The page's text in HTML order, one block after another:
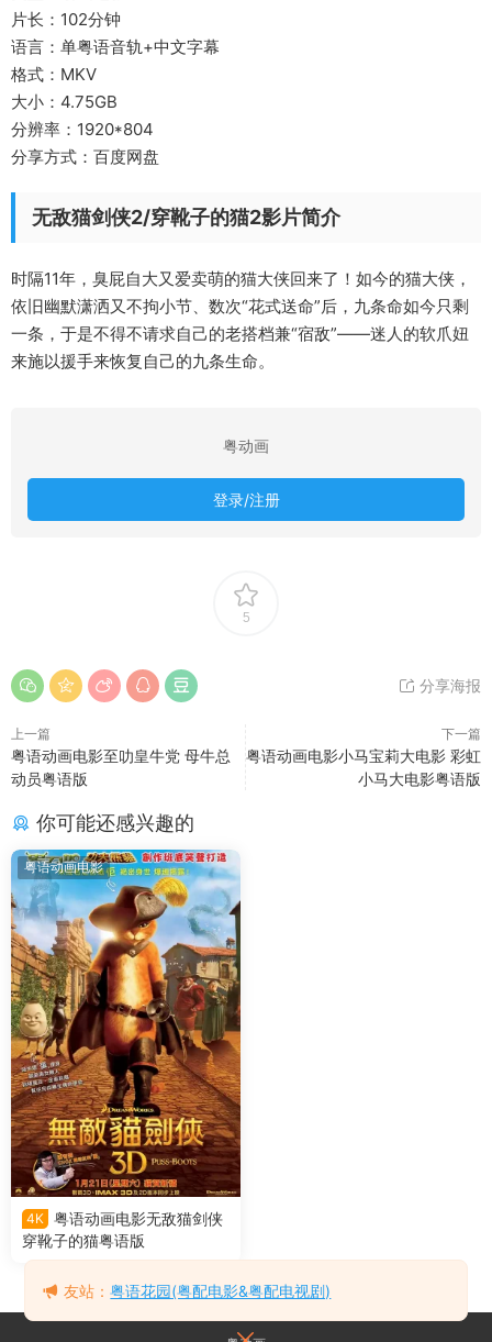
片长：102分钟
语言：单粤语音轨+中文字幕
格式：MKV
大小：4.75GB
分辨率：1920*804
分享方式：百度网盘
无敌猫剑侠2/穿靴子的猫2影片简介
时隔11年，臭屁自大又爱卖萌的猫大侠回来了！如今的猫大侠，
依旧幽默潇洒又不拘小节、数次“花式送命”后，九条命如今只剩
一条，于是不得不请求自己的老搭档兼“宿敌”——迷人的软爪妞
来施以援手来恢复自己的九条生命。
粤动画
登录/注册
5
分享海报
上一篇
粤语动画电影至叻皇牛党 母牛总
动员粤语版
下一篇
粤语动画电影小马宝莉大电影 彩虹
小马大电影粤语版
你可能还感兴趣的
粤语动画电影
4K 粤语动画电影无敌猫剑侠
穿靴子的猫粤语版
友站：粤语花园(粤配电影&粤配电视剧)